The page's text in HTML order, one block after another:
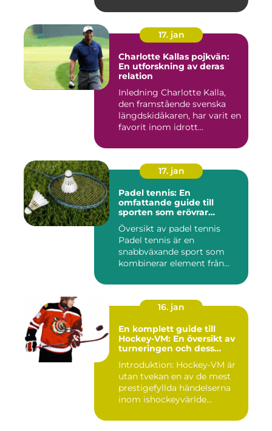
17. jan
Charlotte Kallas pojkvän:
En utforskning av deras
relation
Inledning Charlotte Kalla,
den framstående svenska
längdskidåkaren, har varit en
favorit inom idrott...
17. jan
Padel tennis: En
omfattande guide till
sporten som erövrar
världen
Översikt av padel tennis
Padel tennis är en
snabbväxande sport som
kombinerar element från
16. jan
En komplett guide till
Hockey-VM: En översikt av
turneringen och dess
Introduktion: Hockey-VM är
utan tvekan en av de mest
prestigefyllda händelserna
inom ishockeyvärlde...